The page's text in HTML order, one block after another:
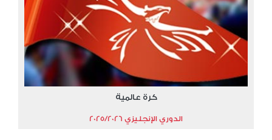
كرة عالمية
الدوري الإنجليزي 2025/2026